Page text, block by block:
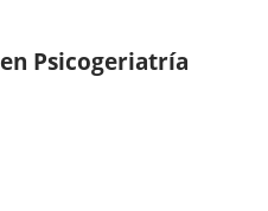
Psicogeriatría